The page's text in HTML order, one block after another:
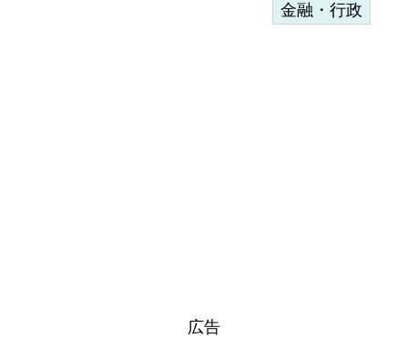
金融・行政
広告